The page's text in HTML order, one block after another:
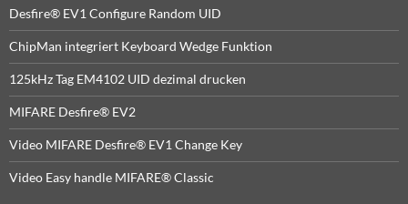
Desfire® EV1 Configure Random UID
ChipMan integriert Keyboard Wedge Funktion
125kHz Tag EM4102 UID dezimal drucken
MIFARE Desfire® EV2
Video MIFARE Desfire® EV1 Change Key
Video Easy handle MIFARE® Classic